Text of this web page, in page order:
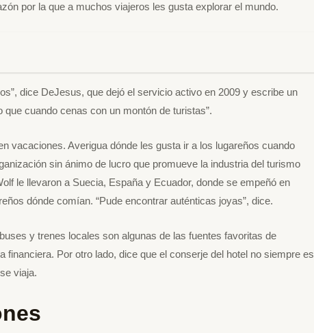
por la que a muchos viajeros les gusta explorar el mundo.
dice DeJesus, que dejó el servicio activo en 2009 y escribe un
cuando cenas con un montón de turistas”.
vacaciones. Averigua dónde les gusta ir a los lugareños cuando
sin ánimo de lucro que promueve la industria del turismo
le llevaron a Suecia, España y Ecuador, donde se empeñó en
dónde comían. “Pude encontrar auténticas joyas”, dice.
y trenes locales son algunas de las fuentes favoritas de
Por otro lado, dice que el conserje del hotel no siempre es
viaja.